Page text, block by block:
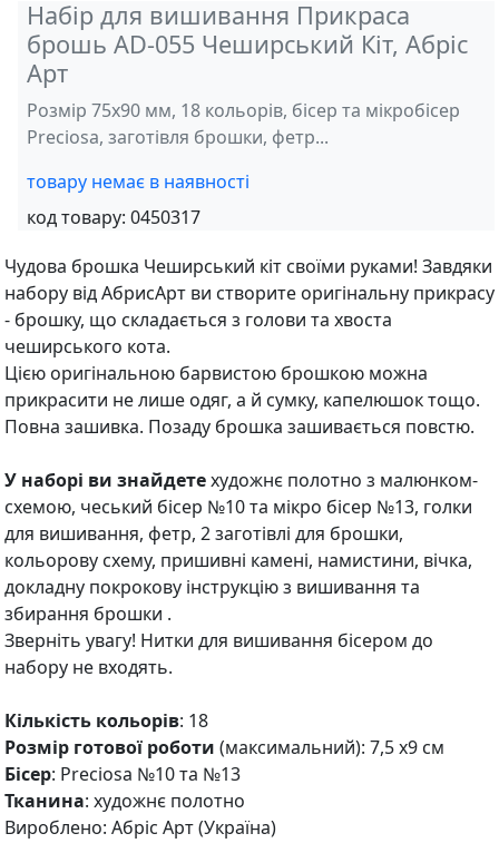
Набір для вишивання Прикраса
брошь AD-055 Чеширський Кіт, Абріс
Арт
Розмір 75х90 мм, 18 кольорів, бісер та мікробісер
Preciosa, заготівля брошки, фетр...
товару немає в наявності
код товару: 0450317
Чудова брошка Чеширський кіт своїми руками! Завдяки
набору від АбрисАрт ви створите оригінальну прикрасу
- брошку, що складається з голови та хвоста
чеширського кота.
Цією оригінальною барвистою брошкою можна
прикрасити не лише одяг, а й сумку, капелюшок тощо.
Повна зашивка. Позаду брошка зашивається повстю.
У наборі ви знайдетехудожнє полотно з малюнком-
схемою, чеський бісер №10 та мікро бісер №13, голки
для вишивання, фетр, 2 заготівлі для брошки,
кольорову схему, пришивні камені, намистини, вічка,
докладну покрокову інструкцію з вишивання та
збирання брошки .
Зверніть увагу! Нитки для вишивання бісером до
набору не входять.
Кількість кольорів: 18
Розмір готової роботи (максимальний): 7,5 х9 см
Бісер: Preciosa №10 та №13
Тканина: художнє полотно
Вироблено: Абріс Арт (Україна)